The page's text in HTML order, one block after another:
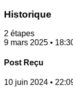
Historique
2 étapes
9 mars 2025 •
Post Reçu
10 juin 2024 •